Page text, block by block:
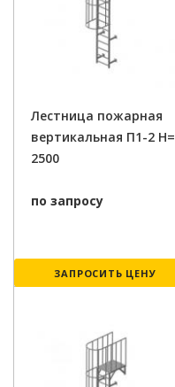
Лестница пожарная
вертикальная П1-2 H=
2500
по запросу
ЗАПРОСИТЬ ЦЕНУ